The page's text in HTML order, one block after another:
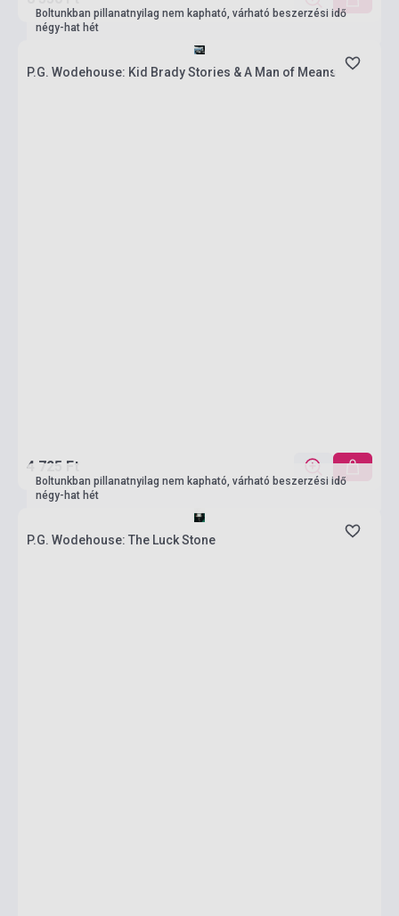
Boltunkban pillanatnyilag nem kapható, várható beszerzési idő
négy-hat hét
P.G. Wodehouse: Kid Brady Stories & A Man of Means
4 725 Ft
Boltunkban pillanatnyilag nem kapható, várható beszerzési idő
négy-hat hét
P.G. Wodehouse: The Luck Stone